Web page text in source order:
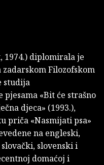
1974.) diplomirala je
Filozofskom
studija
«Bit će strašno
djeca» (1993.),
priča «Nasmijati psa»
na engleski,
slovenski i
domaćoj i